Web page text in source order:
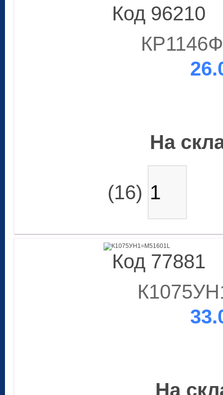
Код 96210
На
(16)
Код 77881
На